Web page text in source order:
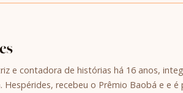
e contadora de histórias há 16 anos,
Hespérides, recebeu o Prêmio Baobá e e